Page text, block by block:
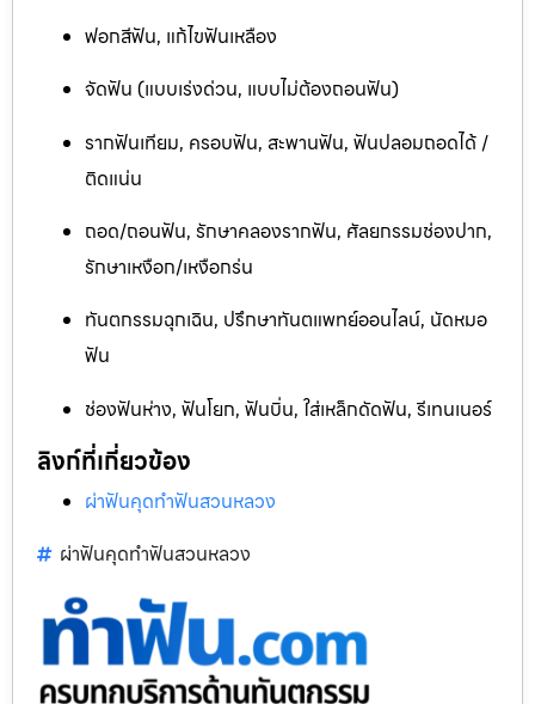
ฟอกสีฟัน, แก้ไขฟันเหลือง
จัดฟัน (แบบเร่งด่วน, แบบไม่ต้องถอนฟัน)
รากฟันเทียม, ครอบฟัน, สะพานฟัน, ฟันปลอมถอดได้ /
ติดแน่น
ถอด/ถอนฟัน, รักษาคลองรากฟัน, ศัลยกรรมช่องปาก,
รักษาเหงือก/เหงือกร่น
ทันตกรรมฉุกเฉิน, ปรึกษาทันตแพทย์ออนไลน์, นัดหมอ
ฟัน
ช่องฟันห่าง, ฟันโยก, ฟันบิ่น, ใส่เหล็กดัดฟัน, รีเทนเนอร์
ลิงก์ที่เกี่ยวข้อง
ผ่าฟันคุดทำฟันสวนหลวง
ผ่าฟันคุดทำฟันสวนหลวง